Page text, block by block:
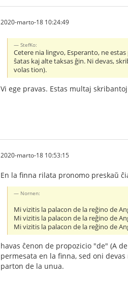
2020-marto-18 10:24:49
StefKo:
Cetere nia lingvo, Esperanto, ne
ŝatas kaj alte taksas ĝin. Ni devas,
volas tion).
Vi ege pravas. Estas multaj
2020-marto-18 10:53:15
En la finna rilata pronomo preskaŭ
Nornen:
Mi vizitis la palacon de la reĝino de
Mi vizitis la palacon de la reĝino de
Mi vizitis la palacon de la reĝino de
havas ĉenon de propozicio "de" (A
permesata en la finna, sed oni
parton de la unua.